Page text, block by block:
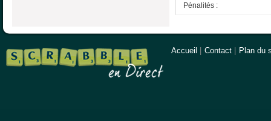
Pénalités :
Accueil Contact Plan du